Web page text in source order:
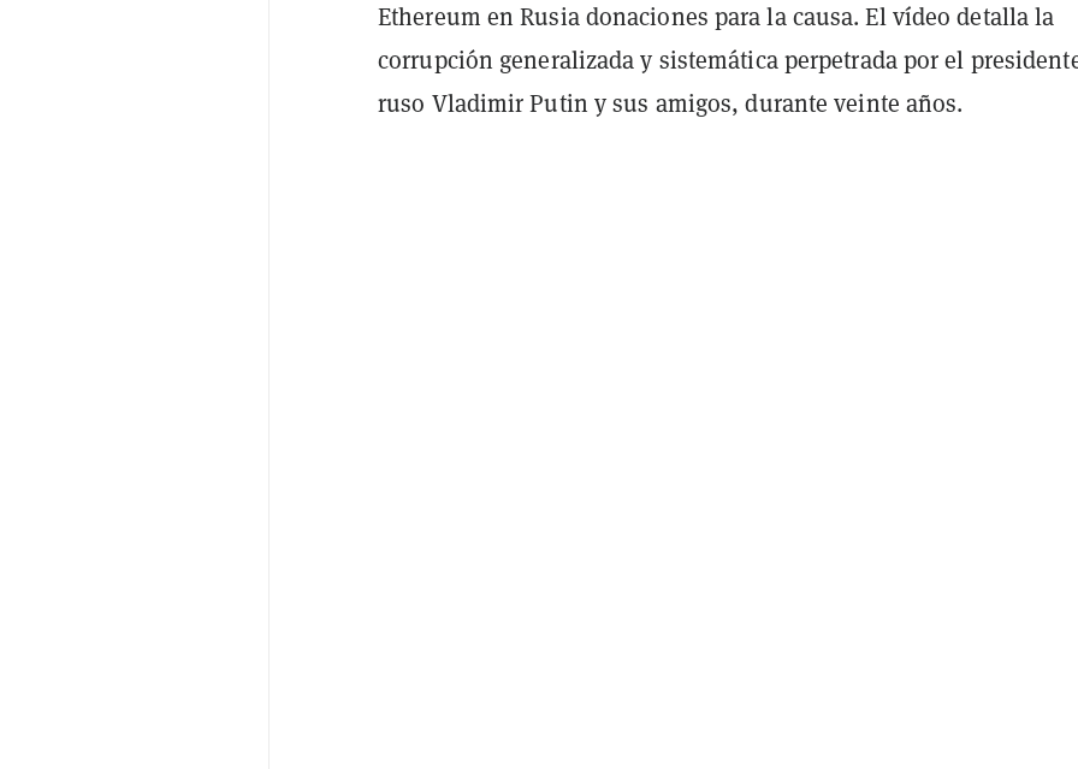
Ethereum en Rusia donaciones para la causa. El vídeo detalla la
corrupción generalizada y sistemática perpetrada por el
ruso Vladimir Putin y sus amigos, durante veinte años.